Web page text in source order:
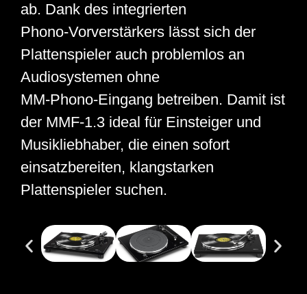
ab. Dank des integrierten
Phono‑Vorverstärkers lässt sich der
Plattenspieler auch problemlos an
Audiosystemen ohne
MM‑Phono‑Eingang betreiben. Damit ist
der MMF‑1.3 ideal für Einsteiger und
Musikliebhaber, die einen sofort
einsatzbereiten, klangstarken
Plattenspieler suchen.